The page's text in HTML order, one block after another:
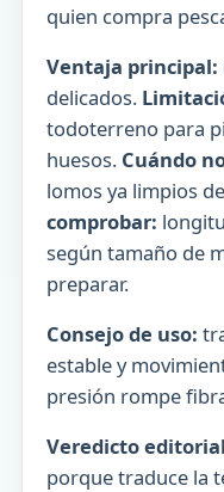
quien compra
Ventaja principal:
delicados.
todoterreno para
huesos. Cuándo
lomos ya limpios
comprobar:
según tamaño de
preparar.
Consejo de uso:
estable y
presión rompe
Veredicto
porque traduce la